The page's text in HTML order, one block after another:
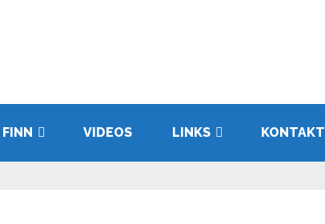
FINN VIDEOS LINKS KONTAKT